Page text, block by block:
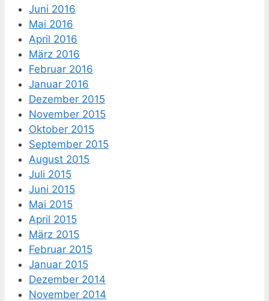
Juni 2016
Mai 2016
April 2016
März 2016
Februar 2016
Januar 2016
Dezember 2015
November 2015
Oktober 2015
September 2015
August 2015
Juli 2015
Juni 2015
Mai 2015
April 2015
März 2015
Februar 2015
Januar 2015
Dezember 2014
November 2014